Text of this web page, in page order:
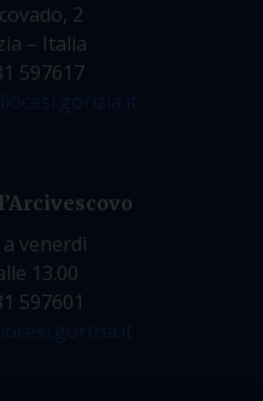
2
– Italia
597617
venerdì
13.00
597601